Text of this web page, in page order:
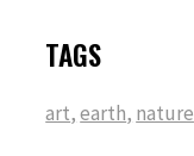
TAGS
art,earth, nature